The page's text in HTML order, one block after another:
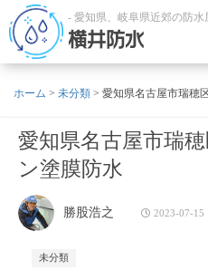
- 愛知県、岐阜県近郊の防水
横井防水
ホーム > 未分類 > 愛知県名古屋市瑞穂
愛知県名古屋市瑞
ン塗膜防水
勝股浩之 2023-07-15
未分類